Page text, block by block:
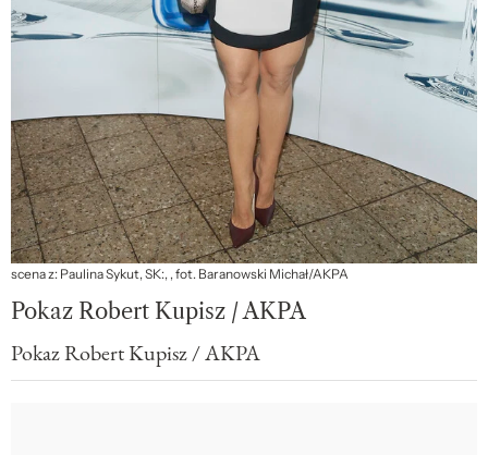
scena z: Paulina Sykut, SK:, , fot. Baranowski Michał/AKPA
Pokaz Robert Kupisz / AKPA
Pokaz Robert Kupisz / AKPA